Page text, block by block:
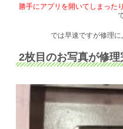
勝手にアプリを開いてしまった
では早速ですが修理に
2枚目のお写真が修理